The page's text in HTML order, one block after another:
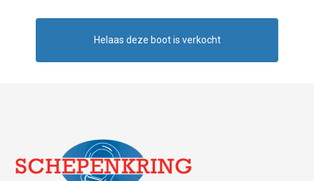
Helaas deze boot is verkocht